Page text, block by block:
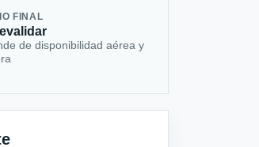
FINAL
de disponibilidad aérea y